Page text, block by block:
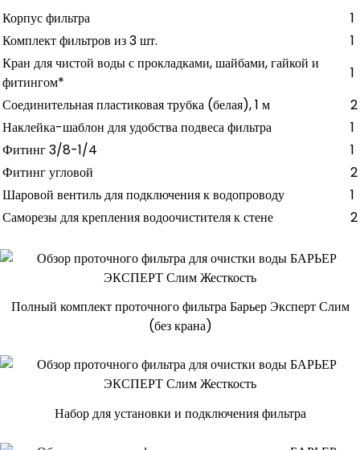
Корпус фильтра
1
Комплект фильтров из 3 шт.
1
Кран для чистой воды с прокладками, шайбами, гайкой и
фитингом*
1
Соединительная пластиковая трубка (белая), 1 м
2
Наклейка-шаблон для удобства подвеса фильтра
1
Фитинг 3/8-1/4
1
Фитинг угловой
2
Шаровой вентиль для подключения к водопроводу
1
Саморезы для крепления водоочистителя к стене
2
Полный комплект проточного фильтра Барьер Эксперт Слим
(без крана)
Набор для установки и подключения фильтра